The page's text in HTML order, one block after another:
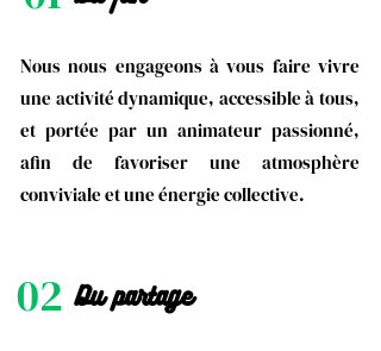
Nous nous engageons à vous faire vivre
une activité dynamique, accessible à tous,
et portée par un animateur passionné,
afin de favoriser une atmosphère
conviviale et une énergie collective.
02 Du partage